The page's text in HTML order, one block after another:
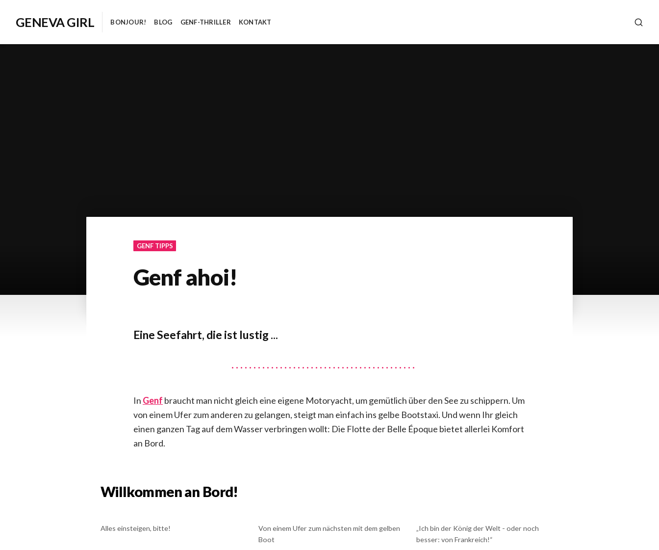
GENEVA GIRL BONJOUR! BLOG GENF-THRILLER KONTAKT
GENF TIPPS
Genf ahoi!
M
ä
2
Eine Seefahrt, die ist lustig ...
In Genf braucht man nicht gleich eine eigene Motoryacht, um gemütlich über den See zu schippern. Um
von einem Ufer zum anderen zu gelangen, steigt man einfach ins gelbe Bootstaxi. Und wenn Ihr gleich
einen ganzen Tag auf dem Wasser verbringen wollt: Die Flotte der Belle Époque bietet allerlei Komfort
an Bord.
Willkommen an Bord!
Alles einsteigen, bitte!
Von einem Ufer zum nächsten mit dem gelben
Boot
„Ich bin der König der Welt - oder noch
besser: von Frankreich!“